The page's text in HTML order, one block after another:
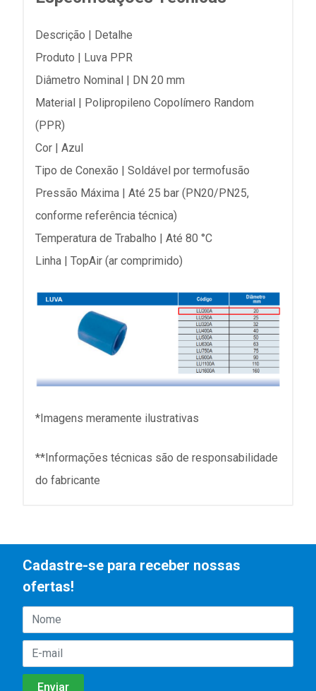
Descrição | Detalhe
Produto | Luva PPR
Diâmetro Nominal | DN 20 mm
Material | Polipropileno Copolímero Random
(PPR)
Cor | Azul
Tipo de Conexão | Soldável por termofusão
Pressão Máxima | Até 25 bar (PN20/PN25,
conforme referência técnica)
Temperatura de Trabalho | Até 80 °C
Linha | TopAir (ar comprimido)
*Imagens meramente ilustrativas
**Informações técnicas são de responsabilidade
do fabricante
Cadastre-se para receber nossas
ofertas!